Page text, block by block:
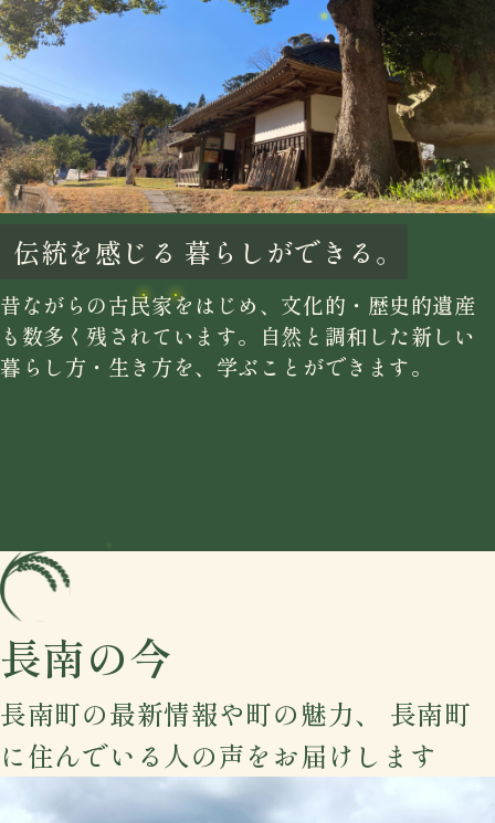
伝統を感じる 暮らしができる。
昔ながらの古民家をはじめ、文化的・歴史的遺産
も数多く残されています。自然と調和した新しい
暮らし方・生き方を、学ぶことができます。
長南の今
長南町の最新情報や町の魅力、
長南町
に住んでいる人の声をお届けします